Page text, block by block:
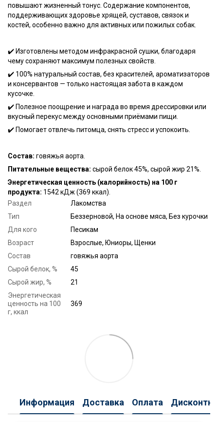
повышают жизненный тонус. Содержание компонентов,
поддерживающих здоровье хрящей, суставов, связок и
костей, особенно важно для активных или пожилых собак.
✔️ Изготовлены методом инфракрасной сушки, благодаря
чему сохраняют максимум полезных свойств.
✔️ 100% натуральный состав, без красителей, ароматизаторов
и консервантов — только настоящая забота в каждом
кусочке.
✔️ Полезное поощрение и награда во время дрессировки или
вкусный перекус между основными приёмами пищи.
✔️ Помогает отвлечь питомца, снять стресс и успокоить.
Состав: говяжья аорта.
Питательные вещества: сырой белок 45%, сырой жир 21%.
Энергетическая ценность (калорийность) на 100 г
продукта: 1542 кДж (369 ккал).
Раздел
Лакомства
Тип
Беззерновой, На основе мяса, Без курочки
Для кого
Песикам
Возраст
Взрослые, Юниоры, Щенки
Состав
говяжья аорта
Сырой белок, %
45
Сырой жир, %
21
Энергетическая
ценность на 100
г, ккал
369
Информация Доставка Оплата